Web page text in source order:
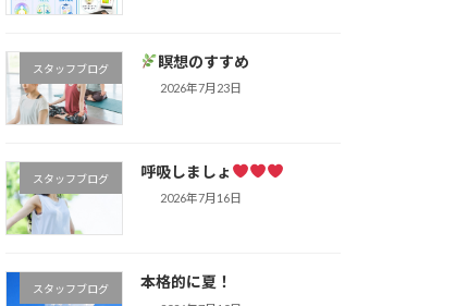
スタッフブログ 瞑想のすすめ
2026年7月23日
スタッフブログ 呼吸しましょ
2026年7月16日
スタッフブログ 本格的に夏！